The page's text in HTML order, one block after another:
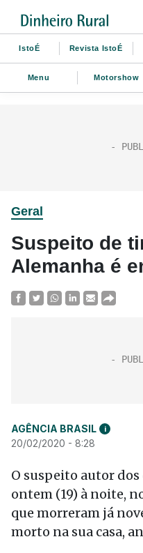
IstoÉ Revista IstoÉ
Menu Motorshow
Geral
Suspeito de
Alemanha é
AGÊNCIA BRASIL i
20/02/2020 - 8:28
O suspeito autor
ontem (19) à noite,
que morreram já
morto na sua casa,